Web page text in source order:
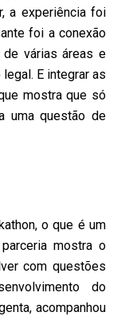
a experiência foi
foi a conexão
várias áreas e
E integrar as
mostra que só
uma questão de
o que é um
mostra o
com questões
do
acompanhou